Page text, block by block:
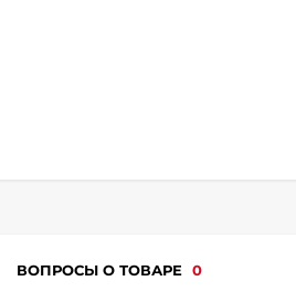
ВОПРОСЫ О ТОВАРЕ 0